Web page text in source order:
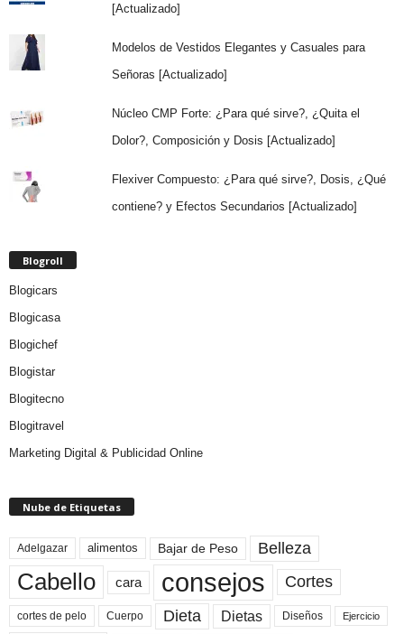
[Actualizado]
Modelos de Vestidos Elegantes y Casuales para
Señoras [Actualizado]
Núcleo CMP Forte: ¿Para qué sirve?, ¿Quita el
Dolor?, Composición y Dosis [Actualizado]
Flexiver Compuesto: ¿Para qué sirve?, Dosis, ¿Qué
contiene? y Efectos Secundarios [Actualizado]
Blogroll
Blogicars
Blogicasa
Blogichef
Blogistar
Blogitecno
Blogitravel
Marketing Digital & Publicidad Online
Nube de Etiquetas
Adelgazar alimentos Bajar de Peso Belleza
Cabello cara consejos Cortes
cortes de pelo Cuerpo Dieta Dietas Diseños Ejercicio